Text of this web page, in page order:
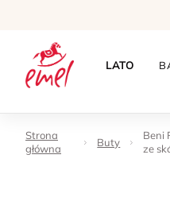
LATO
Strona
główna
Buty
Beni
ze